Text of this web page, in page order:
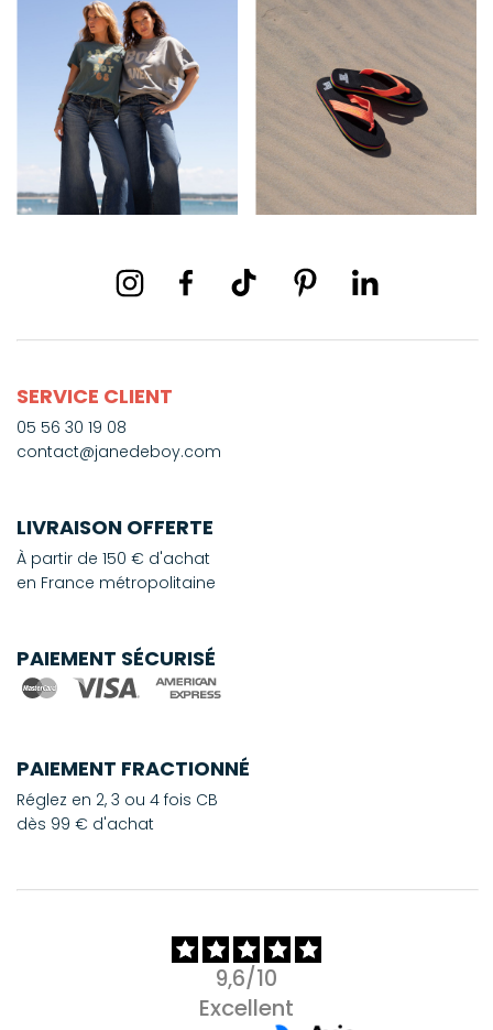
SERVICE CLIENT
05 56 30 19 08
contact@janedeboy.com
LIVRAISON OFFERTE
À partir de 150 € d'achat
en France métropolitaine
PAIEMENT SÉCURISÉ
PAIEMENT FRACTIONNÉ
Réglez en 2, 3 ou 4 fois CB
dès 99 € d'achat
9,6/10
Excellent